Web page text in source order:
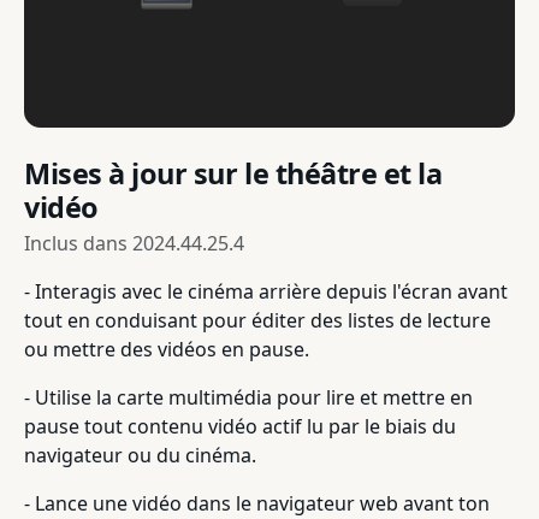
Mises à jour sur le théâtre et la
vidéo
Inclus dans 2024.44.25.4
- Interagis avec le cinéma arrière depuis l'écran avant
tout en conduisant pour éditer des listes de lecture
ou mettre des vidéos en pause.
- Utilise la carte multimédia pour lire et mettre en
pause tout contenu vidéo actif lu par le biais du
navigateur ou du cinéma.
- Lance une vidéo dans le navigateur web avant ton